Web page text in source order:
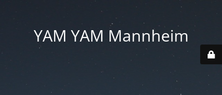
YAM YAM Mannheim